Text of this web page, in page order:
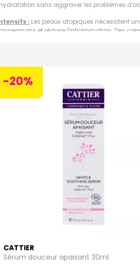
sans aggraver les problèmes
: Les peaux atopiques nécessitent
et réduire l'inflammation. Des
le calme de votre peau. Optez pour des
Les taches pigmentaires
tels que la vitamine C aide à
découvrir notre sélection !
site
pharmaforce.fr votre pharmacie
formules de haute qualité et des
-20%
CATTIER
Sérum douceur apaisant 30ml